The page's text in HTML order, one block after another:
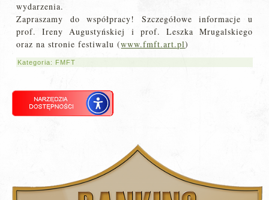
wydarzenia.
Zapraszamy do współpracy! Szczegółowe informacje u
prof. Ireny Augustyńskiej i prof. Leszka Mrugalskiego
oraz na stronie festiwalu (www.fmft.art.pl)
Kategoria: FMFT